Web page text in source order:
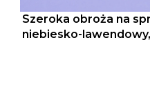
Szeroka obroża na
niebiesko-